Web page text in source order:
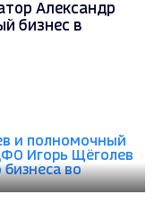
Александр
бизнес в